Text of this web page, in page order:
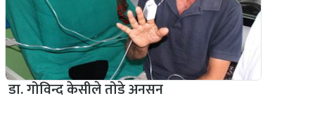
डा. गोविन्द केसीले तोडे अनसन